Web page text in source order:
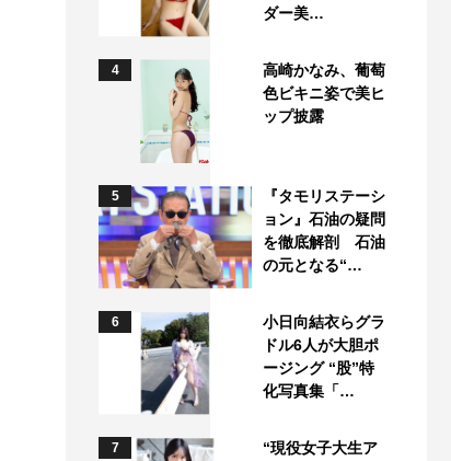
ダー美…
4
高崎かなみ、葡萄
色ビキニ姿で美ヒ
ップ披露
5
『タモリステーシ
ョン』石油の疑問
を徹底解剖 石油
の元となる“…
6
小日向結衣らグラ
ドル6人が大胆ポ
ージング “股”特
化写真集「…
7
“現役女子大生ア